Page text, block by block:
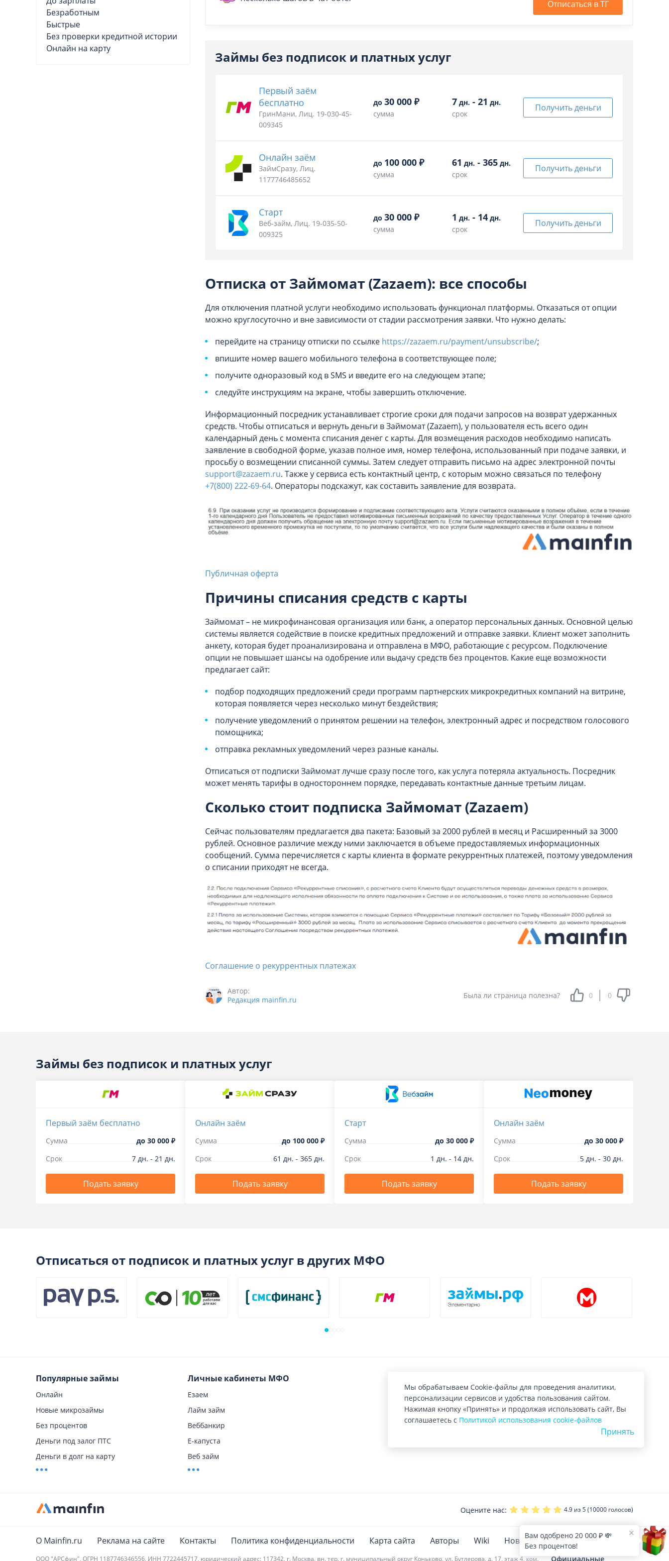
Отписаться в ТГ
Займы без подписок и платных услуг
Первый заём
бесплатно
ГринМани, Лиц. 19-030-45-
009345
до 30 000 ₽
сумма
7 дн. - 21 дн.
срок
Получить деньги
Онлайн заём
ЗаймСразу, Лиц.
1177746485652
до 100 000 ₽
сумма
61 дн. - 365 дн.
срок
Получить деньги
Старт
Веб-займ, Лиц. 19-035-50-
009325
до 30 000 ₽
сумма
1 дн. - 14 дн.
срок
Получить деньги
Отписка от Займомат (Zazaem): все способы
Для отключения платной услуги необходимо использовать функционал платформы. Отказаться от опции
можно круглосуточно и вне зависимости от стадии рассмотрения заявки. Что нужно делать:
перейдите на страницу отписки по ссылке https://zazaem.ru/payment/unsubscribe/;
впишите номер вашего мобильного телефона в соответствующее поле;
получите одноразовый код в SMS и введите его на следующем этапе;
следуйте инструкциям на экране, чтобы завершить отключение.
Информационный посредник устанавливает строгие сроки для подачи запросов на возврат удержанных
средств. Чтобы отписаться и вернуть деньги в Займомат (Zazaem), у пользователя есть всего один
календарный день с момента списания денег с карты. Для возмещения расходов необходимо написать
заявление в свободной форме, указав полное имя, номер телефона, использованный при подаче заявки, и
просьбу о возмещении списанной суммы. Затем следует отправить письмо на адрес электронной почты
support@zazaem.ru. Также у сервиса есть контактный центр, с которым можно связаться по телефону
+7(800) 222-69-64. Операторы подскажут, как составить заявление для возврата.
Публичная оферта
Причины списания средств с карты
Займомат – не микрофинансовая организация или банк, а оператор персональных данных. Основной целью
системы является содействие в поиске кредитных предложений и отправке заявки. Клиент может заполнить
анкету, которая будет проанализирована и отправлена в МФО, работающие с ресурсом. Подключение
опции не повышает шансы на одобрение или выдачу средств без процентов. Какие еще возможности
предлагает сайт:
подбор подходящих предложений среди программ партнерских микрокредитных компаний на витрине,
которая появляется через несколько минут бездействия;
получение уведомлений о принятом решении на телефон, электронный адрес и посредством голосового
помощника;
отправка рекламных уведомлений через разные каналы.
Отписаться от подписки Займомат лучше сразу после того, как услуга потеряла актуальность. Посредник
может менять тарифы в одностороннем порядке, передавать контактные данные третьим лицам.
Сколько стоит подписка Займомат (Zazaem)
Сейчас пользователям предлагается два пакета: Базовый за 2000 рублей в месяц и Расширенный за 3000
рублей. Основное различие между ними заключается в объеме предоставляемых информационных
сообщений. Сумма перечисляется с карты клиента в формате рекуррентных платежей, поэтому уведомления
о списании приходят не всегда.
Соглашение о рекуррентных платежах
Автор:
Редакция mainfin.ru
Была ли страница полезна? 0 0
Безработным
Быстрые
Без проверки кредитной истории
Онлайн на карту
Займы без подписок и платных услуг
Первый заём бесплатно
Сумма до 30 000 ₽
Срок
7 дн. - 21 дн.
Подать заявку
Онлайн заём
Сумма до 100 000 ₽
Срок
61 дн. - 365 дн.
Подать заявку
Старт
Сумма до 30 000 ₽
Срок
1 дн. - 14 дн.
Подать заявку
Онлайн заём
Сумма до 30 000 ₽
Срок
5 дн. - 30 дн.
Подать заявку
Отписаться от подписок и платных услуг в других МФО
Популярные займы
Онлайн
Новые микрозаймы
Без процентов
Деньги под залог ПТС
Деньги в долг на карту
Быстрый на карту
С плохой кредитной историей
Личные кабинеты МФО
Езаем
Лайм займ
Веббанкир
Е-капуста
Веб займ
Займер
Оцените нас: 4.9 из 5 (10000 голосов)
О Mainfin.ru Реклама на сайте Контакты Политика конфиденциальности Карта сайта Авторы Wiki Новости
ООО "АРСфин", ОГРН 1187746346556, ИНН 7722445717, юридический адрес: 117342, г. Москва, вн. тер. г. муниципальный округ Коньково, ул. Бутлерова, д. 17, этаж 4, ком. Официальные
Вам одобрено 20 000 ₽ 💸
Без процентов!
Мы обрабатываем Cookie-файлы для проведения аналитики,
персонализации сервисов и удобства пользования сайтом.
Нажимая кнопку «Принять» и продолжая использовать сайт, Вы
соглашаетесь с Политикой использования cookie-файлов
Принять